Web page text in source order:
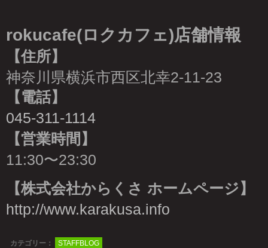
rokucafe(ロクカフェ)店舗情報
【住所】
神奈川県横浜市西区北幸2-11-23
【電話】
045-311-1114
【営業時間】
11:30〜23:30
【株式会社からくさ ホームページ】
http://www.karakusa.info
カテゴリー： STAFFBLOG